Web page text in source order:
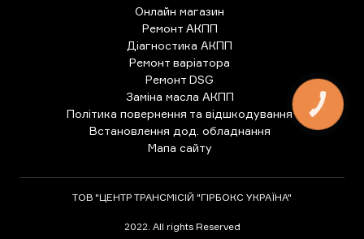
Онлайн магазин
Ремонт АКПП
Діагностика АКПП
Ремонт варіатора
Ремонт DSG
Заміна масла АКПП
Політика повернення та відшкодування
Встановлення дод. обладнання
Мапа сайту
ТОВ "ЦЕНТР ТРАНСМІСІЙ "ГІРБОКС УКРАЇНА"
2022. All rights Reserved
КНОПКА
ЗВ'ЯЗКУ